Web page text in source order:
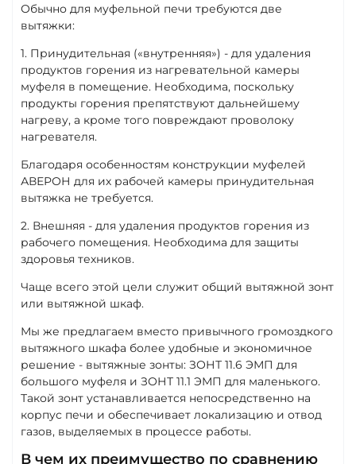
Обычно для муфельной печи требуются две
вытяжки:
1. Принудительная («внутренняя») - для удаления
продуктов горения из нагревательной камеры
муфеля в помещение. Необходима, поскольку
продукты горения препятствуют дальнейшему
нагреву, а кроме того повреждают проволоку
нагревателя.
Благодаря особенностям конструкции муфелей
АВЕРОН для их рабочей камеры принудительная
вытяжка не требуется.
2. Внешняя - для удаления продуктов горения из
рабочего помещения. Необходима для защиты
здоровья техников.
Чаще всего этой цели служит общий вытяжной зонт
или вытяжной шкаф.
Мы же предлагаем вместо привычного громоздкого
вытяжного шкафа более удобные и экономичное
решение - вытяжные зонты: ЗОНТ 11.6 ЭМП для
большого муфеля и ЗОНТ 11.1 ЭМП для маленького.
Такой зонт устанавливается непосредственно на
корпус печи и обеспечивает локализацию и отвод
газов, выделяемых в процессе работы.
В чем их преимущество по сравнению